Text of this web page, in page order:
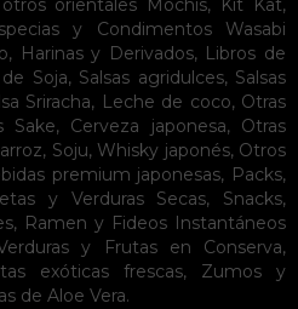
orientales Mochis, Kit Kat,
y Condimentos
Wasabi
, Harinas y Derivados, Libros de
de Soja, Salsas agridulces, Salsas
Sriracha, Leche de coco, Otras
Sake, Cerveza japonesa, Otras
, Soju, Whisky japonés, Otros
premium japonesas, Packs,
y Verduras Secas, Snacks,
, Ramen y Fideos Instantáneos
y Frutas en Conserva,
exóticas frescas, Zumos y
de Aloe Vera.